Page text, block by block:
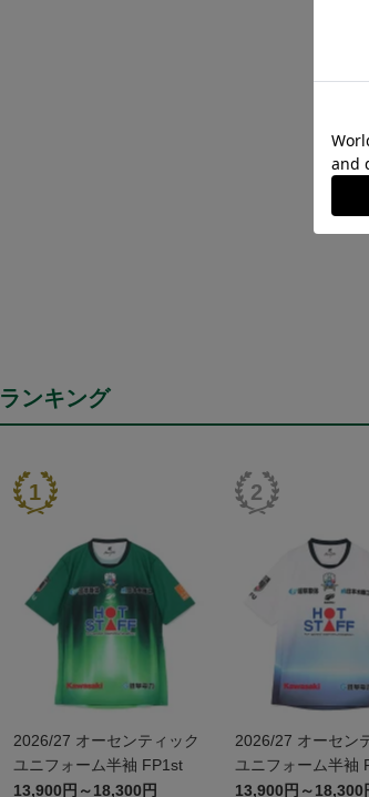
ランキング
2026/27 オーセンティック
ユニフォーム半袖 FP1st
13,900円～18,300円
2026/27 オーセン
ユニフォーム半袖
岐阜かかみがはら
13,900円～18,300